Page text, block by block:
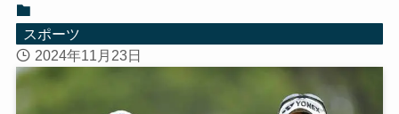
スポーツ
2024年11月23日